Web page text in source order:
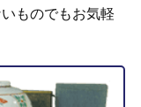
ものでもお気軽